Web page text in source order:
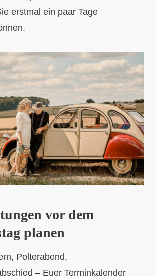
erstmal ein paar Tage
vor dem
planen
Polterabend,
– Euer Terminkalender